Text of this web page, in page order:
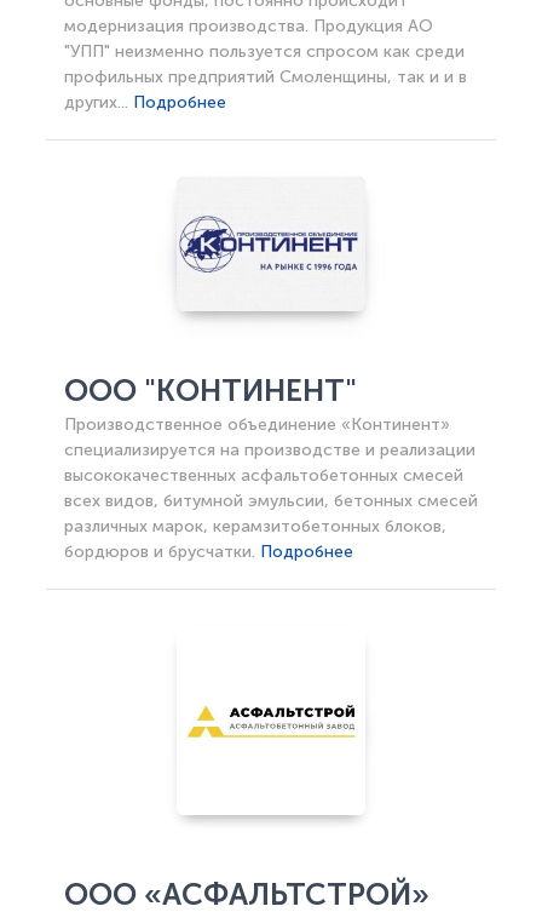
модернизация производства. Продукция АО
"УПП" неизменно пользуется спросом как среди
профильных предприятий Смоленщины, так и и в
других... Подробнее
ООО "КОНТИНЕНТ"
Производственное объединение «Континент»
специализируется на производстве и реализации
высококачественных асфальтобетонных смесей
всех видов, битумной эмульсии, бетонных смесей
различных марок, керамзитобетонных блоков,
бордюров и брусчатки. Подробнее
ООО «АСФАЛЬТСТРОЙ»